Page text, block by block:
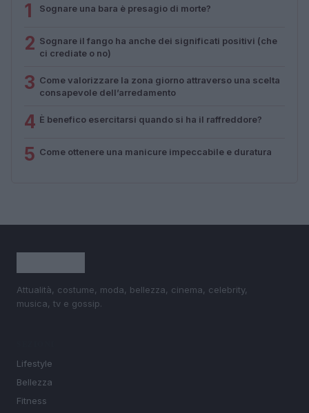
1 Sognare una bara è presagio di morte?
2 Sognare il fango ha anche dei significati positivi (che
ci crediate o no)
3 Come valorizzare la zona giorno attraverso una scelta
consapevole dell’arredamento
4 È benefico esercitarsi quando si ha il raffreddore?
5 Come ottenere una manicure impeccabile e duratura
Attualità, costume, moda, bellezza, cinema, celebrity,
musica, tv e gossip.
Lifestyle
Bellezza
Fitness